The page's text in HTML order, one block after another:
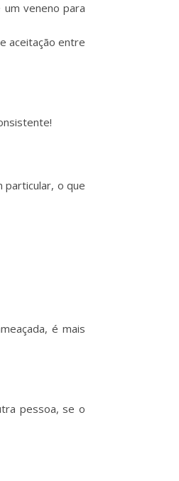
veneno para
aceitação entre
particular, o que
é mais
pessoa, se o